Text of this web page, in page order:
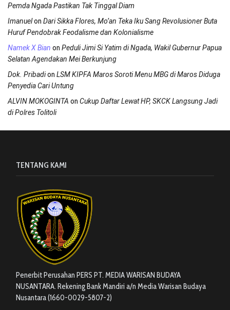
Pemda Ngada Pastikan Tak Tinggal Diam
Imanuelon Dari Sikka Flores, Mo’an Teka Iku Sang Revolusioner Buta
Huruf Pendobrak Feodalisme dan Kolonialisme
Namek X Bian on Peduli Jimi Si Yatim di Ngada, Wakil Gubernur Papua
Selatan Agendakan Mei Berkunjung
Dok. Pribadion LSM KIPFA Maros Soroti Menu MBG di Maros Diduga
Penyedia Cari Untung
ALVIN MOKOGINTA on Cukup Daftar Lewat HP, SKCK Langsung Jadi
di Polres Tolitoli
TENTANG KAMI
Penerbit Perusahan PERS PT. MEDIA WARISAN BUDAYA
NUSANTARA. Rekening Bank Mandiri a/n Media Warisan Budaya
Nusantara (1660-0029-5807-2)